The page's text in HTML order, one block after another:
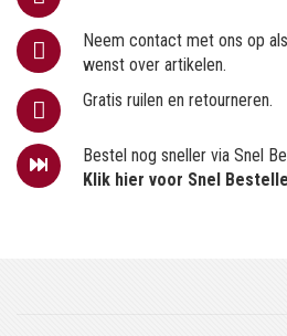
Neem contact met ons op
wenst over artikelen.
Gratis ruilen en retourneren.
Bestel nog sneller via Snel
Klik hier voor Snel